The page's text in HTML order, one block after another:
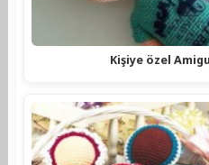
Kişiye özel